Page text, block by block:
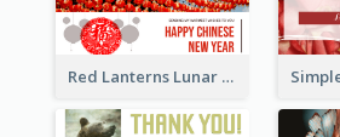
Red Lanterns Lunar New Year Greeting Card